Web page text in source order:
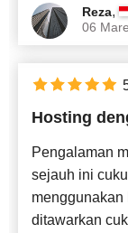
Reza,
06
Hosting
Pengalaman
sejauh ini
menggunakan
ditawarkan